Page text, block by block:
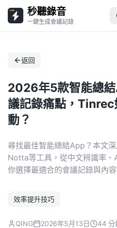
秒聽錄音
一鍵生成會議記錄
返回
2026年5款智能總
議記錄痛點，
動？
尋找最佳智能總結App？本文
Notta等工具，從中文辨識率、
你選擇最適合的會議記錄與內
效率提升技巧
QING 2026年5月13日 44 分